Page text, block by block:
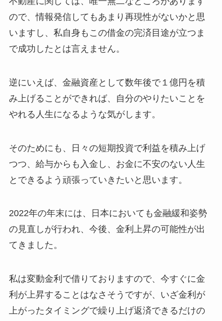
ので、情報発信してもあまり再現性がないかと思
いますし、私自身もこの借金の完済目途が立つま
で成功したとは言えません。
逆にいえば、金融資産として数年後で１億円を積
み上げることができれば、自分のやりたいことを
やれる人生になるような気がします。
そのためにも、日々の短期投資で利益を積み上げ
つつ、給与からも入金し、お金に不安のない人生
とできるよう頑張っていきたいと思います。
2022年の年末には、日本においても金融緩和姿勢
の見直しが行われ、今後、金利上昇の可能性が出
てきました。
私は変動金利で借りておりますので、今すぐに金
利が上昇することはなさそうですが、いざ金利が
上がったタイミングで繰り上げ返済できるだけの